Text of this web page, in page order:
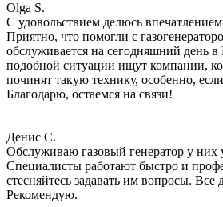
Olga S.
С удовольствием делюсь
Приятно, что помогли с
обслуживается на сегодняшний день
подобной ситуации ищут компании,
починят такую технику, особенно,
Благодарю, остаемся на связи!
Денис С.
Обслуживаю газовый генератор у них
Специалисты работают быстро и
стесняйтесь задавать им вопросы. Все
Рекомендую.